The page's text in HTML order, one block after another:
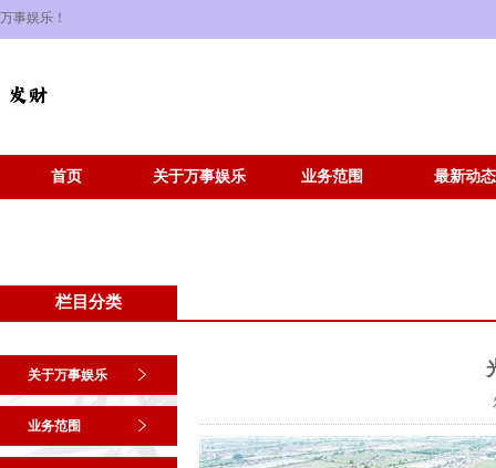
万事娱乐！
首页 关于万事娱乐 业务范围 最新动态
栏目分类
关于万事娱乐
业务范围